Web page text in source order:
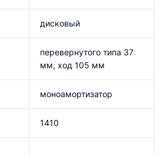
дисковый
перевернутого типа 37
мм, ход 105 мм
моноамортизатор
1410